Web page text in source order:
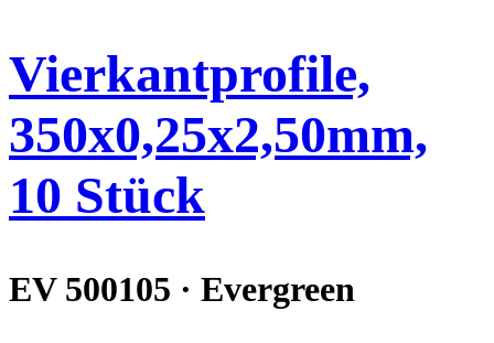
Vierkantprofile,
350x0,25x2,50mm,
10 Stück
EV 500105 · Evergreen